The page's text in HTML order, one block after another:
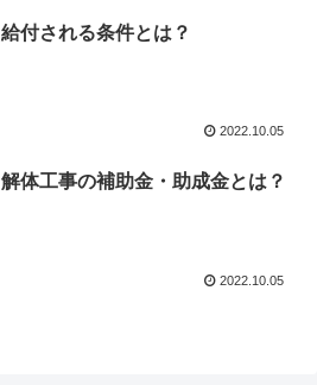
給付される条件とは？
2022.10.05
解体工事の補助金・助成金とは？
2022.10.05